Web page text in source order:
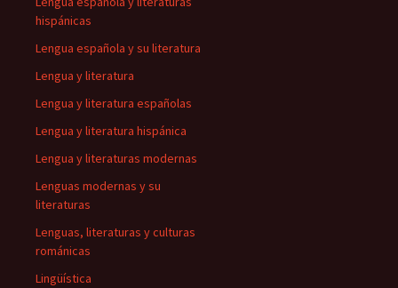
hispánicas
Lengua española y su literatura
Lengua y literatura
Lengua y literatura españolas
Lengua y literatura hispánica
Lengua y literaturas modernas
Lenguas modernas y su
literaturas
Lenguas, literaturas y culturas
románicas
Lingüística